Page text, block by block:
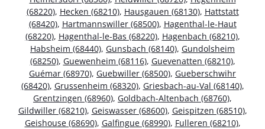
(68220), Hecken (68210), Hausgauen (68130), Hattstatt
(68420), Hartmannswiller (68500), Hagenthal-le-Haut
(68220), Hagenthal-le-Bas (68220), Hagenbach (68210),
Habsheim (68440), Gunsbach (68140), Gundolsheim
(68250), Guewenheim (68116), Guevenatten (68210),
Guémar (68970), Guebwiller (68500), Gueberschwihr
(68420), Grussenheim (68320), Griesbach-au-Val (68140),
Grentzingen (68960), Goldbach-Altenbach (68760),
Gildwiller (68210), Geiswasser (68600), Geispitzen (68510),
Geishouse (68690), Galfingue (68990), Fulleren (68210),